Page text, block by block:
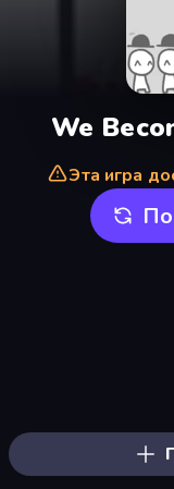
We
Эта игра